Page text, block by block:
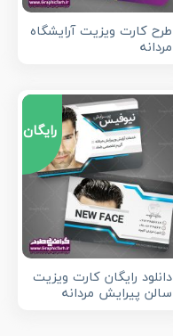
طرح کارت ویزیت آرایشگاه
مردانه
رایگان
دانلود رایگان کارت ویزیت
سالن پیرایش مردانه